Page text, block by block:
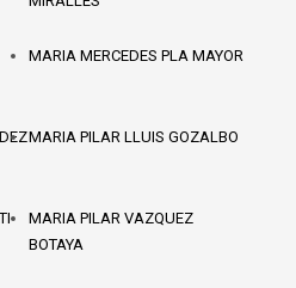
MARIA MERCEDES PLA MAYOR
MARIA PILAR LLUIS GOZALBO
MARIA PILAR VAZQUEZ
BOTAYA